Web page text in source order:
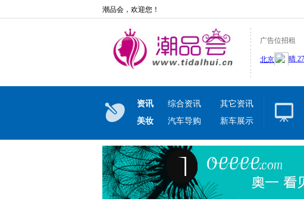
潮品会，欢迎您！
广告位招租
资讯 综合资讯
其它资讯
美妆
汽车导购 新车展示